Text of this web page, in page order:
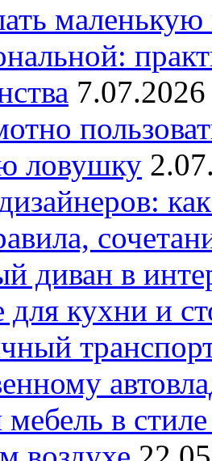
ловушку
диван в
кухни и
в